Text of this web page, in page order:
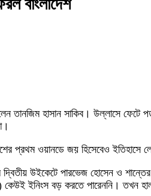
বাংলাদেশ
তানজিম হাসান সাকিব। উল্লাসে ফেটে
প্রথম ওয়ানডে জয় হিসেবেও
দ্বিতীয় উইকেটে পারভেজ হোসেন ও
ইনিংস বড় করতে পারেননি। তখন